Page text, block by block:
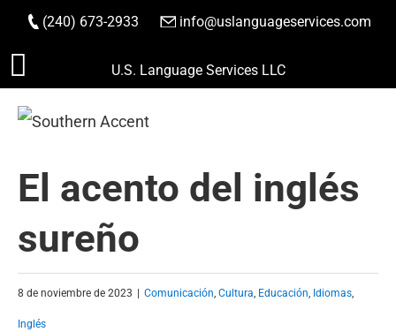
Saltar
contenido
(240) 673-2933 info@uslanguageservices.com
HACER PEDIDO
U.S. Language Services LLC
El acento del inglés
sureño
8 de noviembre de 2023 Comunicación, Cultura, Educación, Idiomas,
Inglés